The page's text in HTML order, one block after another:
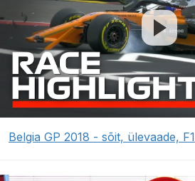
Belgia GP 2018 - sõit, ülevaade, F1